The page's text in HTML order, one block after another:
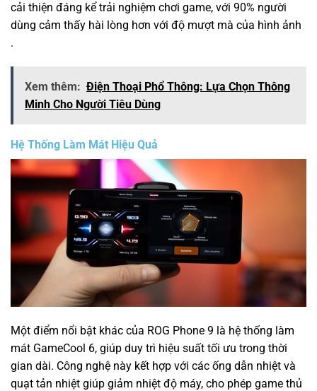
cải thiện đáng kể trải nghiệm chơi game, với 90% người
dùng cảm thấy hài lòng hơn với độ mượt mà của hình ảnh
.
Xem thêm: Điện Thoại Phổ Thông: Lựa Chọn Thông
Minh Cho Người Tiêu Dùng
Hệ Thống Làm Mát Hiệu Quả
Một điểm nổi bật khác của ROG Phone 9 là hệ thống làm
mát GameCool 6, giúp duy trì hiệu suất tối ưu trong thời
gian dài. Công nghệ này kết hợp với các ống dẫn nhiệt và
quạt tản nhiệt giúp giảm nhiệt độ máy, cho phép game thủ